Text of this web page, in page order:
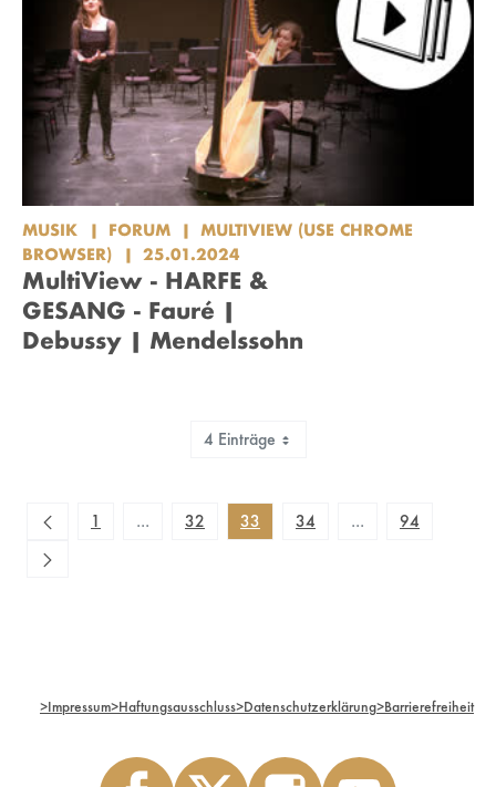
MUSIK FORUM
MULTIVIEW (USE CHROME
BROWSER)
25.01.2024
MultiView - HARFE &
GESANG - Fauré |
Debussy | Mendelssohn
4 Einträge
1 ...Zwischenseiten Navigieren mit TAB-Taste.
32 33 34 ...Zwischenseiten
94
>Impressum>Haftungsausschluss>Datenschutzerklärung>Barrierefreiheit